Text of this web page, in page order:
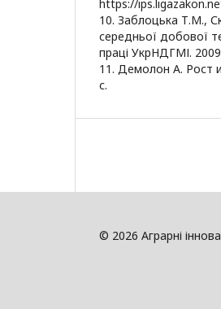
https://
10. Заблоцька Т.М.,
середньої добової
праці УкрНДГМІ.
11. Демолон А. Рост
с.
© 2026 Аграрні